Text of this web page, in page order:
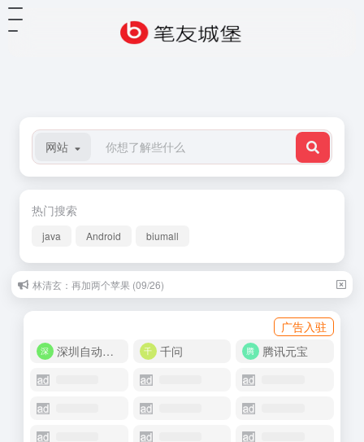
网站
热门搜索
java Android biumall
林清玄：再加两个苹果 (09/26)
广告入驻
深圳自动化商城
千问 腾讯元宝